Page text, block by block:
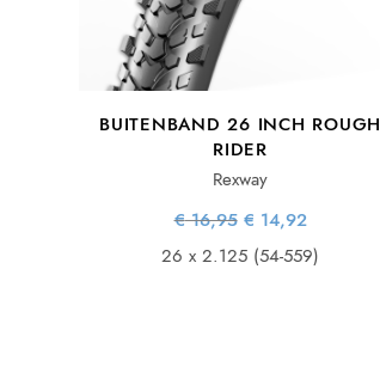
BUITENBAND 26 INCH ROUGH
RIDER
Rexway
€16,95 Oorspronkelijke
prijs was:
€ 16,95.
€ 14,92
€ 14,92.
26 x 2.125 (54-559)